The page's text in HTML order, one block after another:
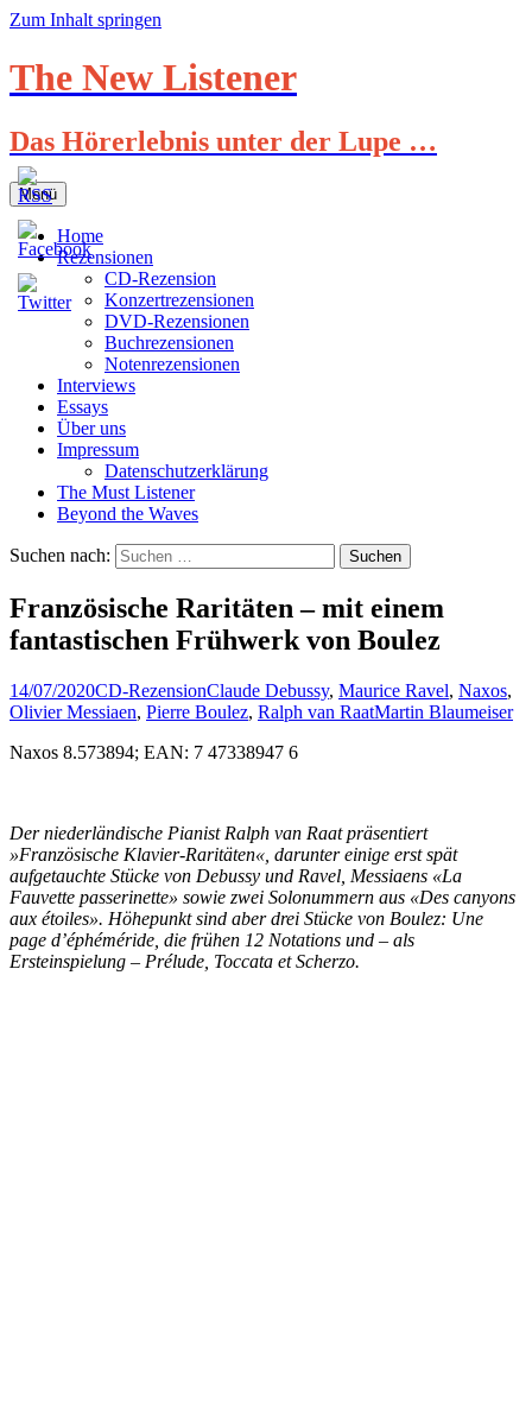
Zum Inhalt springen
The New Listener
Das Hörerlebnis unter der Lupe …
Menü
Home
Rezensionen
CD-Rezension
Konzertrezensionen
DVD-Rezensionen
Buchrezensionen
Notenrezensionen
Interviews
Essays
Über uns
Impressum
Datenschutzerklärung
The Must Listener
Beyond the Waves
Suchen nach:
Französische Raritäten – mit einem
fantastischen Frühwerk von Boulez
14/07/2020CD-RezensionClaude Debussy, Maurice Ravel, Naxos,
Olivier Messiaen, Pierre Boulez, Ralph van RaatMartin Blaumeiser
Naxos 8.573894; EAN: 7 47338947 6
Der niederländische Pianist Ralph van Raat präsentiert
»Französische Klavier-Raritäten«, darunter einige erst spät
aufgetauchte Stücke von Debussy und Ravel, Messiaens «La
Fauvette passerinette» sowie zwei Solonummern aus «Des canyons
aux étoiles». Höhepunkt sind aber drei Stücke von Boulez: Une
page d’éphéméride, die frühen 12 Notations und – als
Ersteinspielung – Prélude, Toccata et Scherzo.